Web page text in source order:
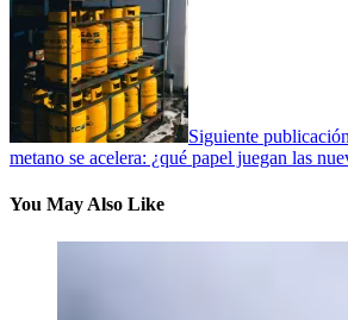
Siguiente publicación
metano se acelera: ¿qué papel juegan las
You May Also Like